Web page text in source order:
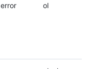
error ol